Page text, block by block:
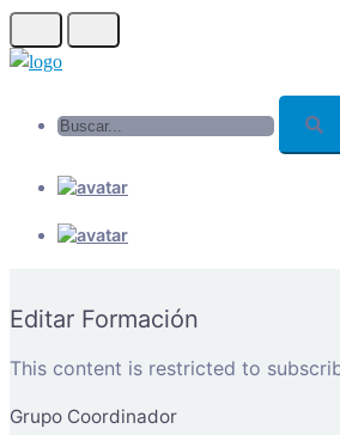
Skip
to
Editar Formación
This content is restricted to
Grupo Coordinador